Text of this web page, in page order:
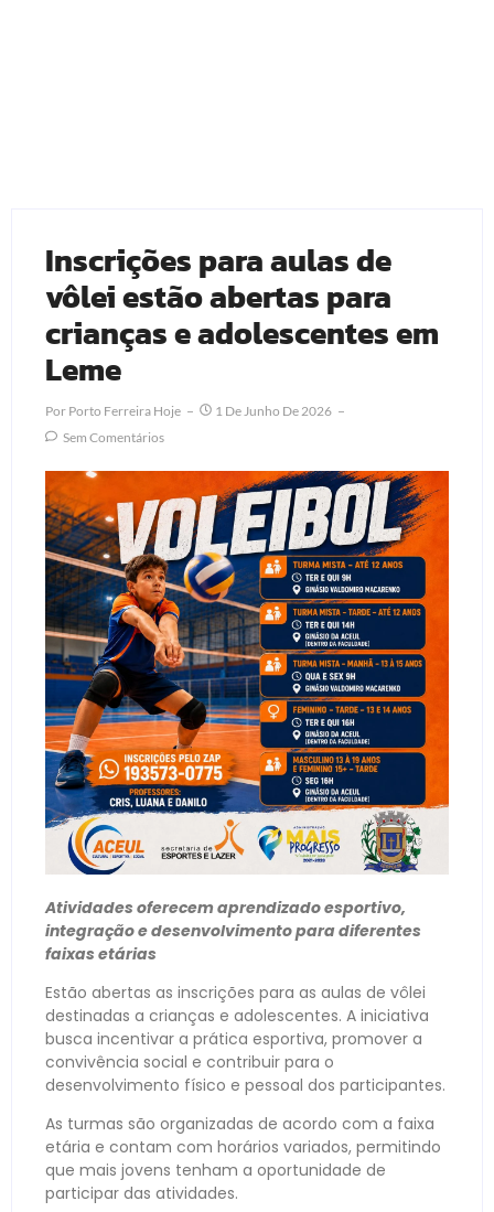
Inscrições para aulas de
vôlei estão abertas para
crianças e adolescentes em
Leme
Por Porto Ferreira Hoje
1 De Junho De 2026
Sem Comentários
Atividades oferecem aprendizado esportivo,
integração e desenvolvimento para diferentes
faixas etárias
Estão abertas as inscrições para as aulas de vôlei
destinadas a crianças e adolescentes. A iniciativa
busca incentivar a prática esportiva, promover a
convivência social e contribuir para o
desenvolvimento físico e pessoal dos participantes.
As turmas são organizadas de acordo com a faixa
etária e contam com horários variados, permitindo
que mais jovens tenham a oportunidade de
participar das atividades.